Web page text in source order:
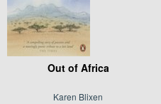
Out of Africa
Karen Blixen